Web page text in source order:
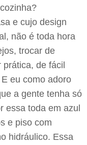
e cujo design
não é toda hora
trocar de
de fácil
eu como adoro
a gente tenha só
essa toda em azul
e piso com
hidráulico. Essa